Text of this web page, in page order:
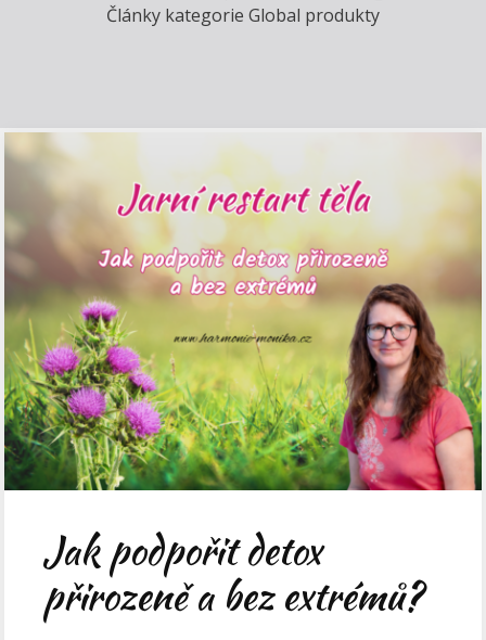
Články kategorie Global produkty
Jak podpořit detox
přirozeně a bez extrémů?